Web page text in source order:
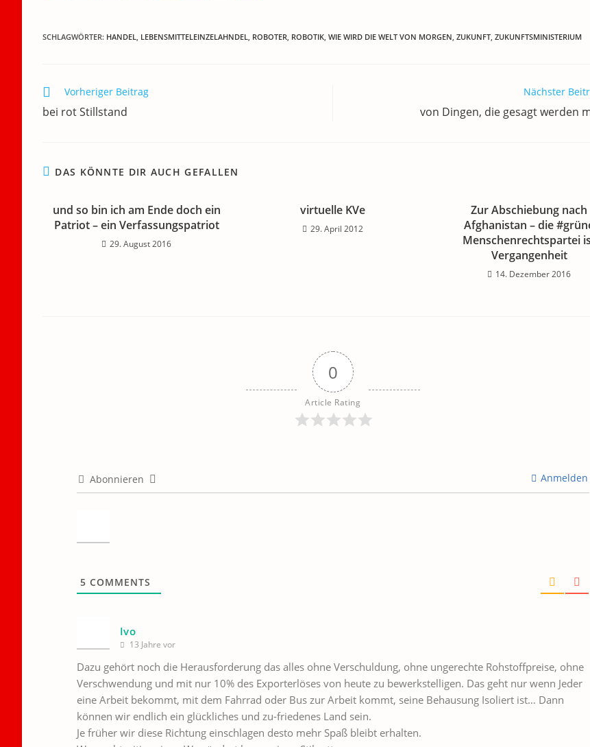
c
o
o
itt ai k at e re le
SCHLAGWÖRTER: HANDEL, LEBENSMITTELEINZELAHNDEL, ROBOTER, ROBOTIK, WIE WIRD DIE WELT VON MORGEN, ZUKUNFT, ZUKUNFTSMINISTERIUM
Weitere
Artikel
ansehen
Vorheriger Beitrag
bei rot Stillstand
Nächster
von Dingen, die gesagt werden
DAS KÖNNTE DIR AUCH GEFALLEN
und so bin ich am Ende doch ein
Patriot – ein Verfassungspatriot
29. August 2016
virtuelle KVe
29. April 2012
Zur Abschiebung nach
Afghanistan – die
Menschenrechtspartei
Vergangenheit
14. Dezember 2016
0
Article Rating
Abonnieren Anmelden
5 COMMENTS
Ivo
13 Jahre vor
Dazu gehört noch die Herausforderung das alles ohne Verschuldung, ohne ungerechte Rohstoffpreise, ohne
Verschwendung und mit nur 10% des Exporterlöses von heute zu bewerkstelligen. Das geht nur wenn Jeder
eine Arbeit bekommt, mit dem Fahrrad oder Bus zur Arbeit kommt, seine Behausung Isoliert ist… Dann
können wir endlich ein glückliches und zu-friedenes Land sein.
Je früher wir diese Richtung einschlagen desto mehr Spaß bleibt erhalten.